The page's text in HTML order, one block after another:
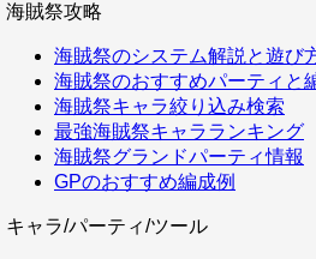
海賊祭攻略
海賊祭のシステム解説と遊び
海賊祭のおすすめパーティと
海賊祭キャラ絞り込み検索
最強海賊祭キャラランキング
海賊祭グランドパーティ情報
GPのおすすめ編成例
キャラ/パーティ/ツール